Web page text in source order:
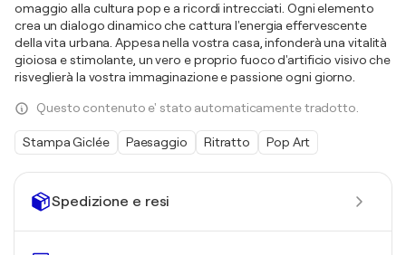
Spedizione e resi
omaggio alla cultura pop e a ricordi intrecciati. Ogni elemento
crea un dialogo dinamico che cattura l'energia effervescente
della vita urbana. Appesa nella vostra casa, infonderà una vitalità
gioiosa e stimolante, un vero e proprio fuoco d'artificio visivo che
risveglierà la vostra immaginazione e passione ogni giorno.
Questo contenuto e' stato automaticamente tradotto.
Stampa Giclée Paesaggio Ritratto Pop Art